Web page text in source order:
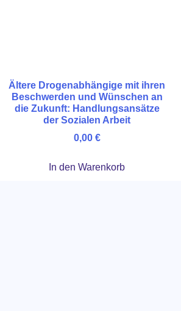
Ältere Drogenabhängige mit ihren
Beschwerden und Wünschen an
die Zukunft: Handlungsansätze
der Sozialen Arbeit
0,00 €
In den Warenkorb